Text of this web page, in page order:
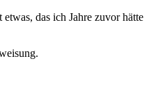
das ich Jahre zuvor hätte